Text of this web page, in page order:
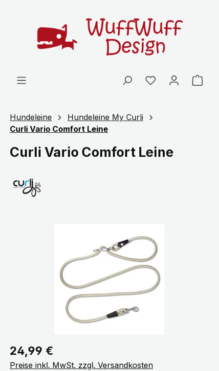
Hundeleine
Hundeleine My Curli
Curli Vario Comfort Leine
Curli Vario Comfort Leine
Regulärer Preis:
24,99 €
Preise inkl. MwSt. zzgl. Versandkosten